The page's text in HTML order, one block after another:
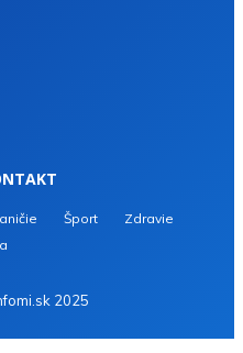
Šport
Zdravie
2025